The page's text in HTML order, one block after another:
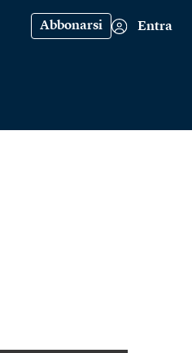
Abbonarsi Entra